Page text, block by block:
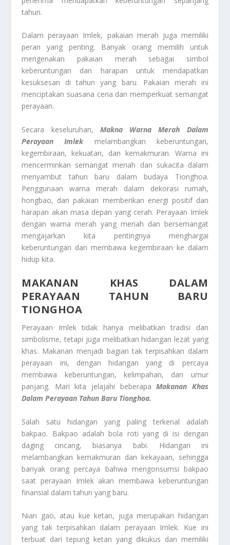
tahun.
Dalam perayaan Imlek, pakaian merah juga memiliki
peran yang penting. Banyak orang memilih untuk
mengenakan pakaian merah sebagai simbol
keberuntungan dan harapan untuk mendapatkan
kesuksesan di tahun yang baru. Pakaian merah ini
menciptakan suasana ceria dan memperkuat semangat
perayaan.
Secara keseluruhan, Makna Warna Merah Dalam
Perayaan Imlekmelambangkan keberuntungan,
kegembiraan, kekuatan, dan kemakmuran. Warna ini
mencerminkan semangat meriah dan sukacita dalam
menyambut tahun baru dalam budaya Tionghoa.
Penggunaan warna merah dalam dekorasi rumah,
hongbao, dan pakaian memberikan energi positif dan
harapan akan masa depan yang cerah. Perayaan Imlek
dengan warna merah yang meriah dan bersemangat
mengajarkan kita pentingnya menghargai
keberuntungan dan membawa kegembiraan ke dalam
hidup kita.
MAKANAN KHAS DALAM
PERAYAAN TAHUN BARU
TIONGHOA
Perayaan Imlek tidak hanya melibatkan tradisi dan
simbolisme, tetapi juga melibatkan hidangan lezat yang
khas. Makanan menjadi bagian tak terpisahkan dalam
perayaan ini, dengan hidangan yang di percaya
membawa keberuntungan, kelimpahan, dan umur
panjang. Mari kita jelajahi beberapaMakanan Khas
Dalam Perayaan Tahun Baru Tionghoa.
Salah satu hidangan yang paling terkenal adalah
bakpao. Bakpao adalah bola roti yang di isi dengan
daging cincang, biasanya babi. Hidangan ini
melambangkan kemakmuran dan kekayaan, sehingga
banyak orang percaya bahwa mengonsumsi bakpao
saat perayaan Imlek akan membawa keberuntungan
finansial dalam tahun yang baru.
Nian gao, atau kue ketan, juga merupakan hidangan
yang tak terpisahkan dalam perayaan Imlek. Kue ini
terbuat dari tepung ketan yang dikukus dan memiliki